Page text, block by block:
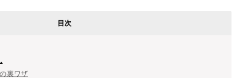
目次
裏ワザ